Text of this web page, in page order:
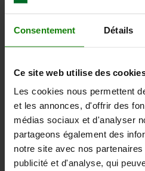
Consentement Détails
Ce site web utilise des
Les cookies nous permettent
et les annonces, d'offrir des
médias sociaux et d'analyser
partageons également des
notre site avec nos
publicité et d'analyse, qui
BUTÉE POUR CRAMPONS,
ACIER, COMP:ACIER DE
D=M6 H=120 H1=56 H3=40
Référence: 04500-01-38
396,26 €
hors frais d’envoi